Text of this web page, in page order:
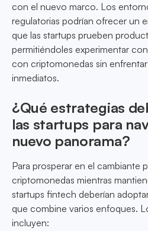
con el nuevo marco. Los
regulatorias podrían ofrecer un
que las startups prueben
permitiéndoles experimentar
con criptomonedas sin
inmediatos.
¿Qué estrategias
las startups para
nuevo panorama?
Para prosperar en el cambiante
criptomonedas mientras
startups fintech deberían
que combine varios enfoques.
incluyen: